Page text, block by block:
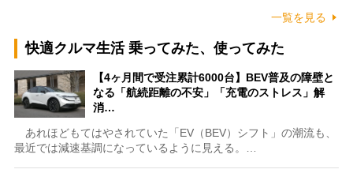
一覧を見る
快適クルマ生活 乗ってみた、使ってみた
【4ヶ月間で受注累計6000台】BEV普及の障壁と
なる「航続距離の不安」「充電のストレス」解
消…
あれほどもてはやされていた「EV（BEV）シフト」の潮流も、
最近では減速基調になっているように見える。…